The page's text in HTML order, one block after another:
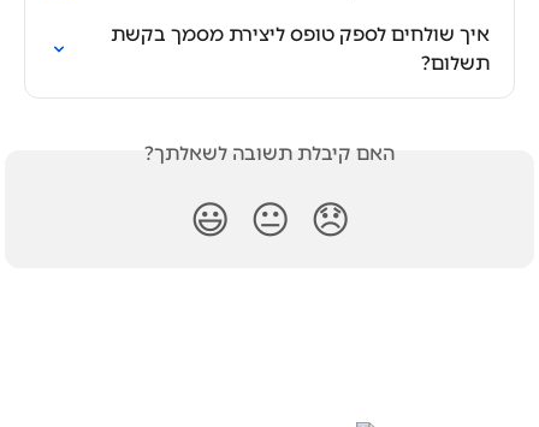
איך שולחים לספק טופס ליצירת מסמך בקשת
תשלום?
האם קיבלת תשובה לשאלתך?
😞
😐
😃